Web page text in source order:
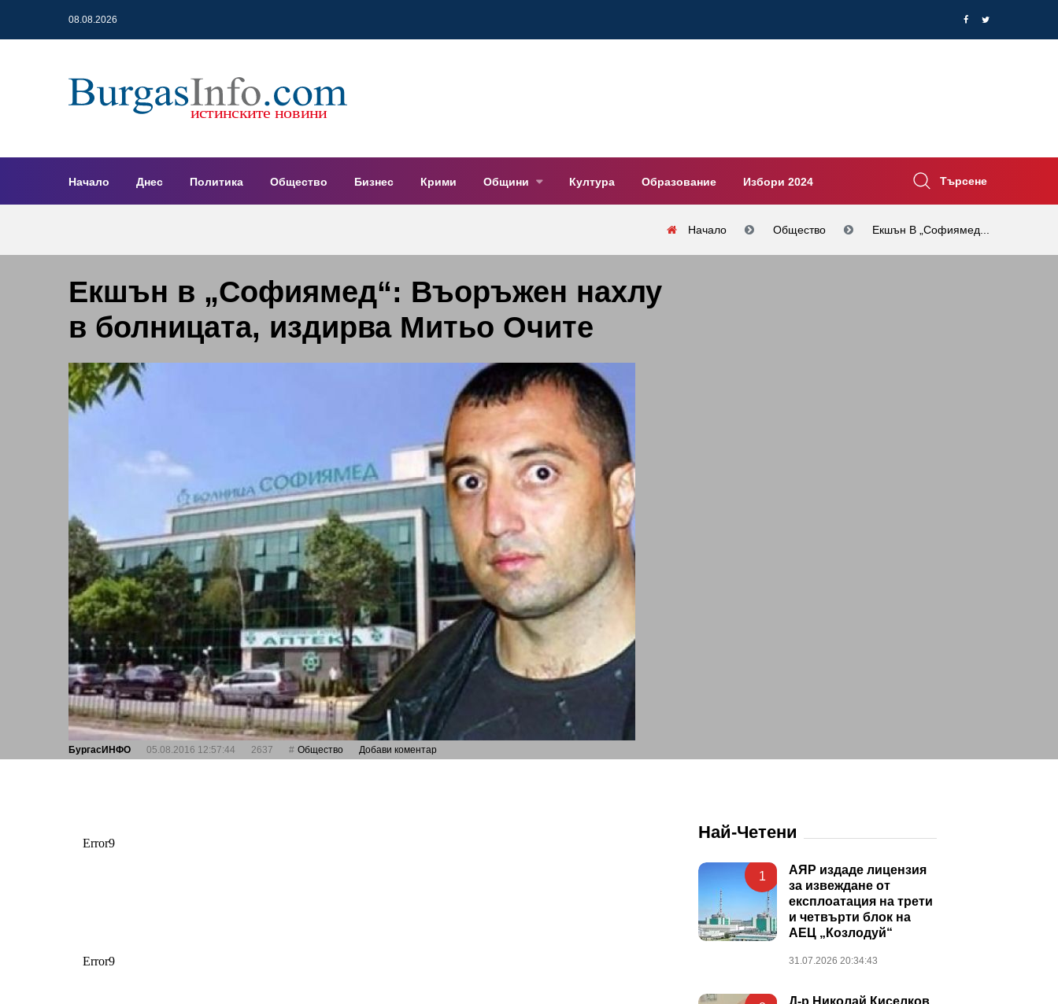
08.08.2026
Начало Днес Политика Общество Бизнес Крими Общини Култура Образование Избори 2024 Търсене
Начало Общество Екшън В „Софиямед...
Екшън в „Софиямед“: Въоръжен нахлу
в болницата, издирва Митьо Очите
БургасИНФО 05.08.2016 12:57:44 2637 Общество Добави коментар
Най-Четени
1
АЯР издаде лицензия
за извеждане от
експлоатация на трети
и четвърти блок на
АЕЦ „Козлодуй“
31.07.2026 20:34:43
Д-р Николай Киселков